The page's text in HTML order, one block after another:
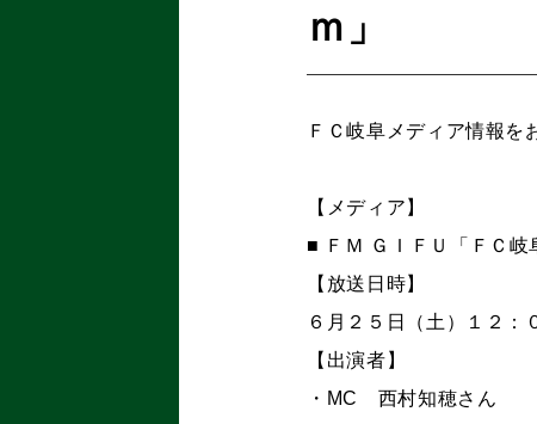
ｍ」
ＦＣ岐阜メディア情報を
【メディア】
■ ＦＭ ＧＩＦＵ「ＦＣ岐
【放送日時】
６月２５日（土）１２：
【出演者】
・MC 西村知穂さん